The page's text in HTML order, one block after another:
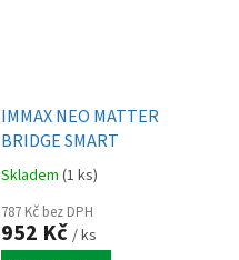
IMMAX NEO MATTER
BRIDGE SMART
Skladem (1 ks)
787 Kč bez DPH
952 Kč / ks